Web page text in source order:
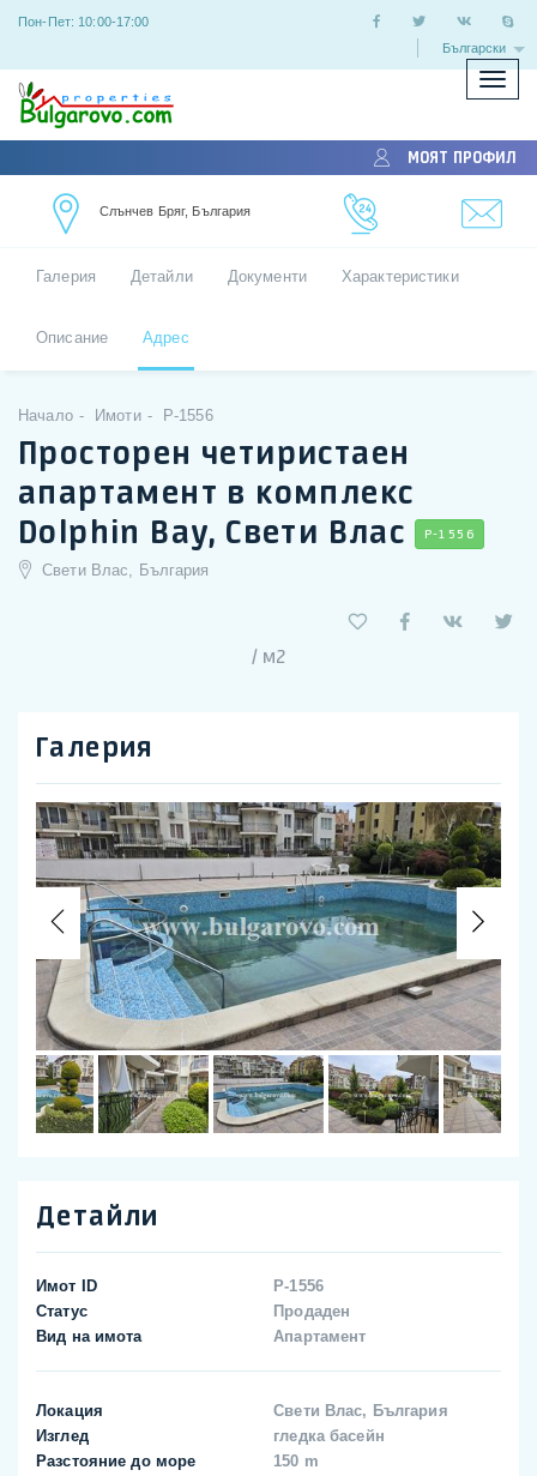
Пон-Пет: 10:00-17:00
Български
МОЯТ ПРОФИЛ
Слънчев Бряг, България
Галерия Детайли Документи Характеристики
Описание Адрес
Начало Имоти P-1556
Просторен четиристаен
апартамент в комплекс
Dolphin Bay, Свети Влас
P-1556
Свети Влас, България
/ м2
Галерия
Previous
Детайли
Имот ID
P-1556
Статус
Продаден
Вид на имота
Апартамент
Локация
Свети Влас, България
Изглед
гледка басейн
Разстояние до море
150 m